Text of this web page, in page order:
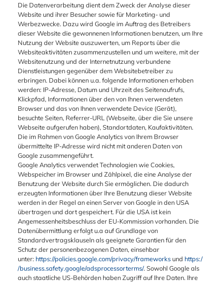
Die Datenverarbeitung dient dem Zweck der Analyse dieser
Website und ihrer Besucher sowie für Marketing- und
Werbezwecke. Dazu wird Google im Auftrag des Betreibers
dieser Website die gewonnenen Informationen benutzen, um Ihre
Nutzung der Website auszuwerten, um Reports über die
Websiteaktivitäten zusammenzustellen und um weitere, mit der
Websitenutzung und der Internetnutzung verbundene
Dienstleistungen gegenüber dem Websitebetreiber zu
erbringen. Dabei können u.a. folgende Informationen erhoben
werden: IP-Adresse, Datum und Uhrzeit des Seitenaufrufs,
Klickpfad, Informationen über den von Ihnen verwendeten
Browser und das von Ihnen verwendete Device (Gerät),
besuchte Seiten, Referrer-URL (Webseite, über die Sie unsere
Webseite aufgerufen haben), Standortdaten, Kaufaktivitäten.
Die im Rahmen von Google Analytics von Ihrem Browser
übermittelte IP-Adresse wird nicht mit anderen Daten von
Google zusammengeführt.
Google Analytics verwendet Technologien wie Cookies,
Webspeicher im Browser und Zählpixel, die eine Analyse der
Benutzung der Website durch Sie ermöglichen. Die dadurch
erzeugten Informationen über Ihre Benutzung dieser Website
werden in der Regel an einen Server von Google in den USA
übertragen und dort gespeichert. Für die USA ist kein
Angemessenheitsbeschluss der EU-Kommission vorhanden. Die
Datenübermittlung erfolgt u.a auf Grundlage von
Standardvertragsklauseln als geeignete Garantien für den
Schutz der personenbezogenen Daten, einsehbar
unter: https://policies.google.com/privacy/frameworks und https:/
/business.safety.google/adsprocessorterms/. Sowohl Google als
auch staatliche US-Behörden haben Zugriff auf Ihre Daten. Ihre